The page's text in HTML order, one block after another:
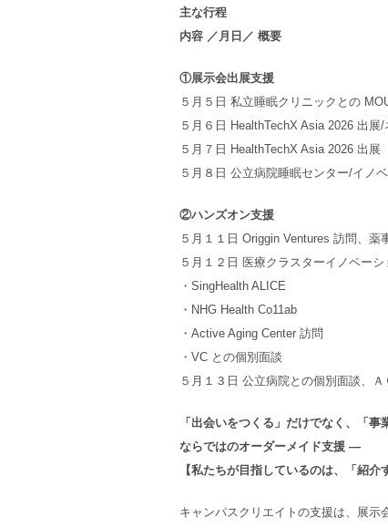
主な行程
内容 ／月日／ 概要
①展示会出展支援
５月５日 私立睡眠クリニックとの
５月６日 HealthTechX Asia 2026 出展
５月７日 HealthTechX Asia 2026 出展
５月８日 公立病院睡眠センター/イノ
②ハンズオン支援
５月１１日 Origgin Ventures 訪問、
５月１２日 医療クラスターイノベー
・SingHealth ALICE
・NHG Health Co11ab
・Active Aging Center 訪問
・VC との個別面談
５月１３日 公立病院との個別面談、
「出会いをつくる」だけでなく、「
ならではのオーダーメイド支援 ―
【私たちが目指しているのは、「紹
キャンパスクリエイトの支援は、展